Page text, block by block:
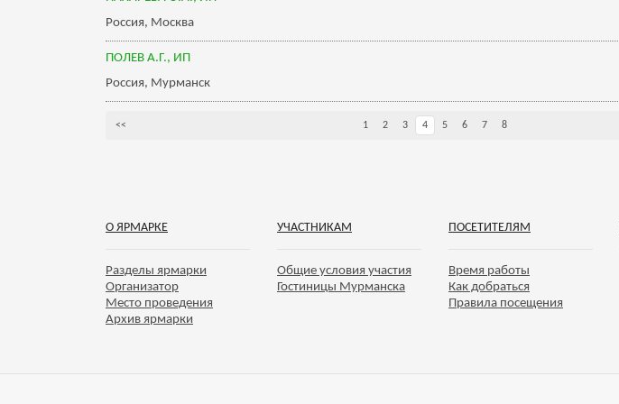
Россия, Москва
ПОЛЕВ А.Г., ИП
Россия, Мурманск
<< 1 2 3 4 5 6 7 8
О ЯРМАРКЕ
Разделы ярмарки
Организатор
Место проведения
Архив ярмарки
УЧАСТНИКАМ
Общие условия участия
Гостиницы Мурманска
ПОСЕТИТЕЛЯМ
Время работы
Как добраться
Правила посещения